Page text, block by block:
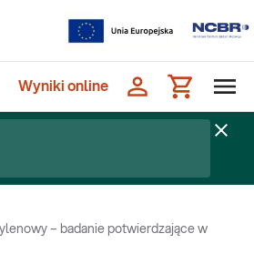
Wyniki online
– badanie potwierdzające w